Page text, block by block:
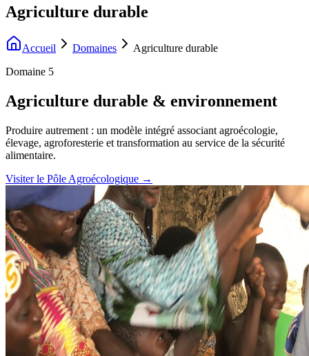
Agriculture durable
Accueil Domaines
Agriculture durable
Domaine 5
Agriculture durable & environnement
Produire autrement : un modèle intégré associant agroécologie,
élevage, agroforesterie et transformation au service de la sécurité
alimentaire.
Visiter le Pôle Agroécologique →